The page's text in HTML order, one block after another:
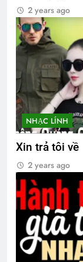
2 years ago
NHẠC LÍNH
Xin trả tôi về
2 years ago